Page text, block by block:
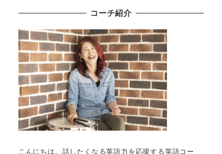
コーチ紹介
こんにちは。話したくなる英語力を応援する英語コー